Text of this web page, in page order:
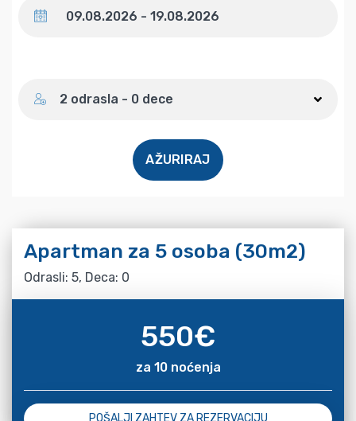
2 odrasla - 0 dece
AŽURIRAJ
Apartman za 5 osoba (30m2)
Odrasli: 5, Deca: 0
550€
za 10 noćenja
POŠALJI ZAHTEV ZA REZERVACIJU